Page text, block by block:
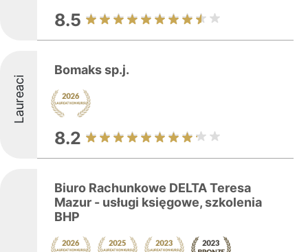
8.5
Laureaci
Bomaks sp.j.
8.2
Biuro Rachunkowe DELTA Teresa
Mazur - usługi księgowe, szkolenia
BHP